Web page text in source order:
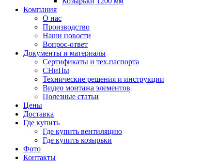
Компания
О нас
Производство
Наши новости
Вопрос-ответ
Документы и материалы
Сертификаты и тех.паспорта
СНиПы
Технические решения и инструкции
Видео монтажа элементов
Полезные статьи
Цены
Доставка
Где купить
Где купить вентиляцию
Где купить козырьки
Фото
Контакты